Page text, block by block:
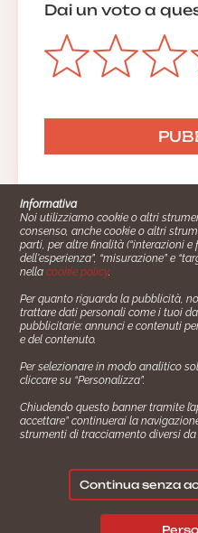
Dai un voto a
Grazie per il
seguirci!
01/02/2021
Michela
Wauuuu ė un sogno
ricetta. Ricetta
18/01/2021 21:13:44
La redazione
Sono contenta
gradimento.
testimonianza!😃
18/01/2021
Cucinare.it è un marchio
copyright 2014 -
Azienda certiﬁcata ISO
- Azienda certiﬁcata
Gestione consensi e
Seguici
Termini
Informativa
Noi utilizziamo cookie o altri
consenso, anche cookie o altri
parti, per altre finalità (“interazioni
dell'esperienza”, “misurazione” e
nellacookie policy.
Per quanto riguarda la pubblicità,
trattare dati personali come i tuoi
pubblicitarie: annunci e contenuti
e del contenuto.
Per selezionare in modo analitico
cliccare su “Personalizza”.
Chiudendo questo banner tramite
accettare” continuerai la
strumenti di tracciamento diversi da
Continua senza